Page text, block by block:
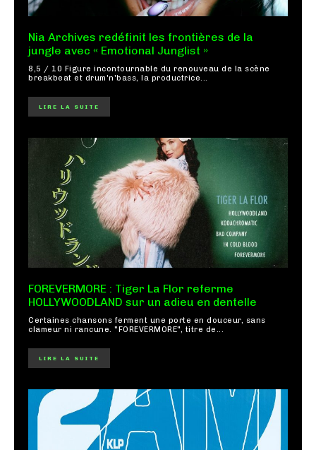
Nia Archives redéfinit les frontières de la
jungle avec « Emotional Junglist »
8,5 / 10 Figure incontournable du renouveau de la scène
breakbeat et drum'n'bass, la productrice...
LIRE LA SUITE
FOREVERMORE : Tiger La Flor referme
HOLLYWOODLAND sur un adieu en dentelle
Certaines chansons ferment une porte en douceur, sans
clameur ni rancune. "FOREVERMORE", titre de...
LIRE LA SUITE